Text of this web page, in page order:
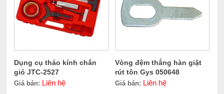
Dụng cụ tháo kính chắn
gió JTC-2527
Giá bán: Liên hệ
Vòng đệm thẳng hàn giật
rút tôn Gys 050648
Giá bán: Liên hệ